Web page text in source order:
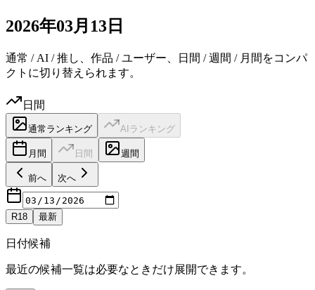
2026年03月 13日
通常 / AI / 推し、作品 / ユーザー、日間 / 週間 / 月間をコンパ
クトに切り替えられます。
日間
通常ランキング AIランキング
月間 日間 週間
前へ 次へ
R18 最新
日付候補
最近の候補一覧は必要なときだけ展開できます。